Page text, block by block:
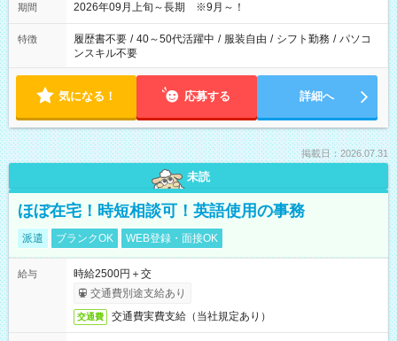
期間 2026年09月上旬～長期 ※9月～！
特徴 履歴書不要 / 40～50代活躍中 / 服装自由 / シフト勤務 / パソコ
ンスキル不要
気になる！ 応募する 詳細へ
掲載日：2026.07.31
未読
ほぼ在宅！時短相談可！英語使用の事務
派遣 ブランクOK WEB登録・面接OK
給与
時給2500円＋交
交通費別途支給あり
交通費 交通費実費支給（当社規定あり）